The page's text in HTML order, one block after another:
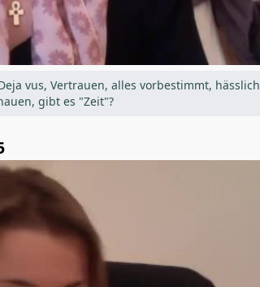
vus, Vertrauen, alles vorbestimmt, hässlich
gibt es "Zeit"?